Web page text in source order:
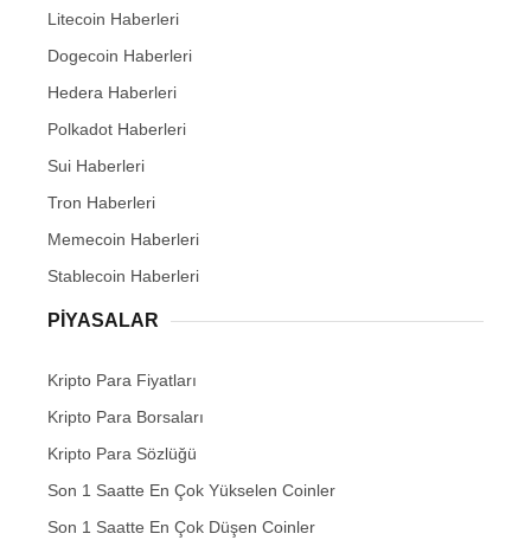
Litecoin Haberleri
Dogecoin Haberleri
Hedera Haberleri
Polkadot Haberleri
Sui Haberleri
Tron Haberleri
Memecoin Haberleri
Stablecoin Haberleri
PIYASALAR
Kripto Para Fiyatları
Kripto Para Borsaları
Kripto Para Sözlüğü
Son 1 Saatte En Çok Yükselen Coinler
Son 1 Saatte En Çok Düşen Coinler